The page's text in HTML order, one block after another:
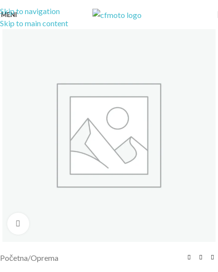
Skip to navigation
Skip to main content
MENI
Početna/Oprema